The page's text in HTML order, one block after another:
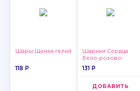
Шары Щенки гелий
118 P
Шарики Сердца
бело-розово-
красные
131 P
ДОБАВИТЬ